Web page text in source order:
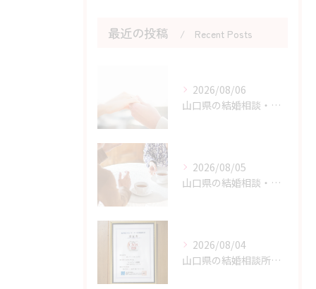
最近の投稿 Recent Posts
2026/08/06
山口県の結婚相談・婚活の自己肯定感を高める実践アドバイス
2026/08/05
山口県の結婚相談・婚活の成功に直結する考え方の切り替え方
2026/08/04
山口県の結婚相談所のサポートで不安が解消できる理由